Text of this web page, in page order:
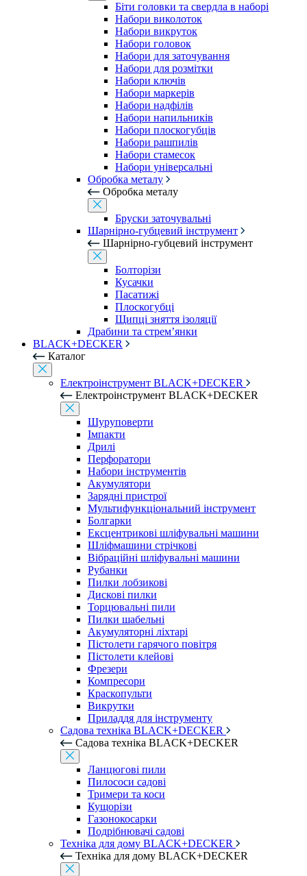
Біти головки та свердла в наборі
Набори виколоток
Набори викруток
Набори головок
Набори для заточування
Набори для розмітки
Набори ключів
Набори маркерів
Набори надфілів
Набори напильників
Набори плоскогубців
Набори рашпилів
Набори стамесок
Набори універсальні
Обробка металу
Обробка металу
Бруски заточувальні
Шарнірно-губцевий інструмент
Шарнірно-губцевий інструмент
Болторізи
Кусачки
Пасатижі
Плоскогубці
Щипці зняття ізоляції
Драбини та стрем’янки
BLACK+DECKER
Каталог
Електроінструмент BLACK+DECKER
Електроінструмент BLACK+DECKER
Шуруповерти
Імпакти
Дрилі
Перфоратори
Набори інструментів
Акумулятори
Зарядні пристрої
Мультифункціональний інструмент
Болгарки
Ексцентрикові шліфувальні машини
Шліфмашини стрічкові
Вібраційні шліфувальні машини
Рубанки
Пилки лобзикові
Дискові пилки
Торцювальні пили
Пилки шабельні
Акумуляторні ліхтарі
Пістолети гарячого повітря
Пістолети клейові
Фрезери
Компресори
Краскопульти
Викрутки
Приладдя для інструменту
Садова техніка BLACK+DECKER
Садова техніка BLACK+DECKER
Ланцюгові пили
Пилососи садові
Тримери та коси
Кущорізи
Газонокосарки
Подрібнювачі садові
Техніка для дому BLACK+DECKER
Техніка для дому BLACK+DECKER